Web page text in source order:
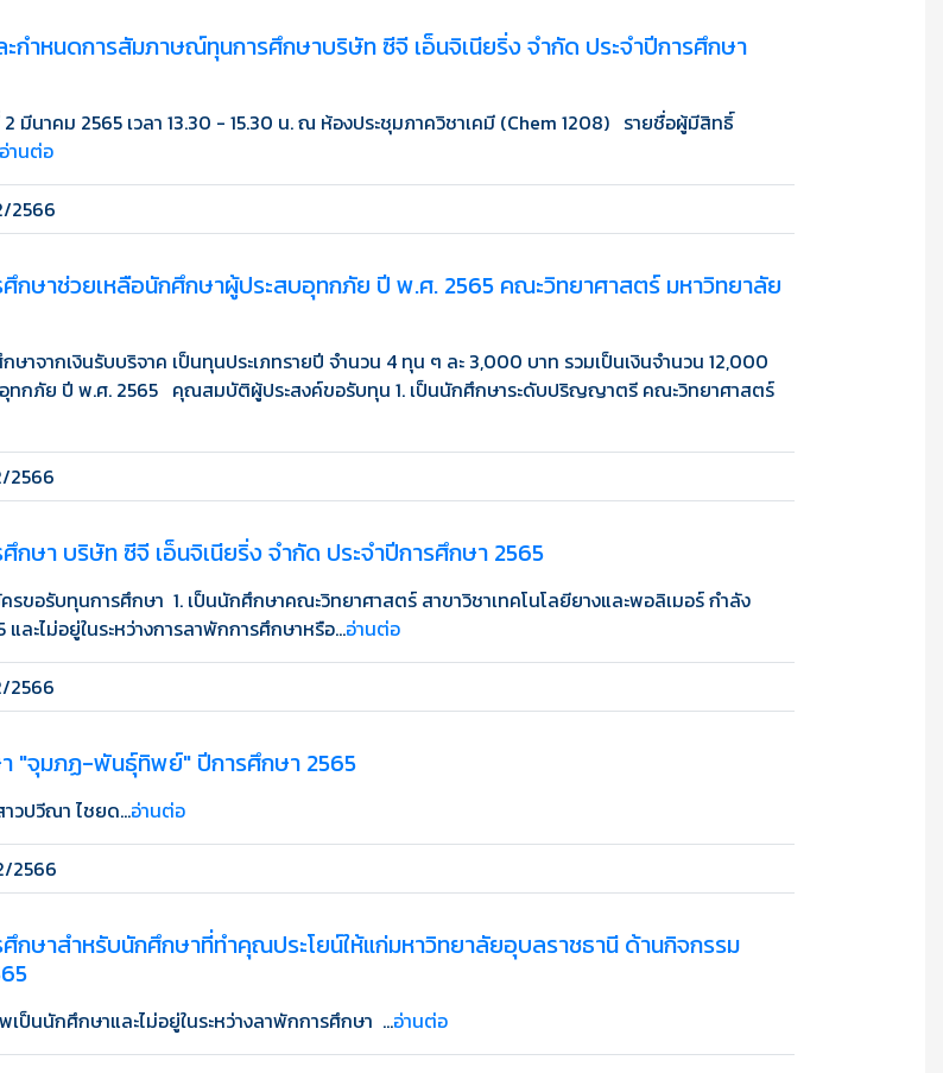
ำหนดการสัมภาษณ์ทุนการศึกษาบริษัท ซีจี เอ็นจิเนียริ่ง จำกัด ประจำปีการศึกษา
นาคม 2565 เวลา 13.30 - 15.30 น. ณ ห้องประชุมภาควิชาเคมี (Chem 1208) รายชื่อผู้มีสิทธิ์
อ่านต่อ
2566
กษาช่วยเหลือนักศึกษาผู้ประสบอุทกภัย ปี พ.ศ. 2565 คณะวิทยาศาสตร์ มหาวิทยาลัย
าจากเงินรับบริจาค เป็นทุนประเภทรายปี จำนวน 4 ทุน ๆ ละ 3,000 บาท รวมเป็นเงินจำนวน 12,000
ทกภัย ปี พ.ศ. 2565 คุณสมบัติผู้ประสงค์ขอรับทุน 1. เป็นนักศึกษาระดับปริญญาตรี คณะวิทยาศาสตร์
2566
ษา บริษัท ซีจี เอ็นจิเนียริ่ง จำกัด ประจำปีการศึกษา 2565
อรับทุนการศึกษา 1. เป็นนักศึกษาคณะวิทยาศาสตร์ สาขาวิชาเทคโนโลยียางและพอลิเมอร์ กำลัง
ละไม่อยู่ในระหว่างการลาพักการศึกษาหรือ...อ่านต่อ
2566
"จุมภฏ-พันธุ์ทิพย์" ปีการศึกษา 2565
วปวีณา ไชยด...อ่านต่อ
2566
กษาสำหรับนักศึกษาที่ทำคุณประโยน์ให้แก่มหาวิทยาลัยอุบลราชธานี ด้านกิจกรรม
นนักศึกษาและไม่อยู่ในระหว่างลาพักการศึกษา ...อ่านต่อ